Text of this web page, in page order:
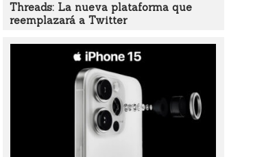
Threads: La nueva plataforma que
reemplazará a Twitter